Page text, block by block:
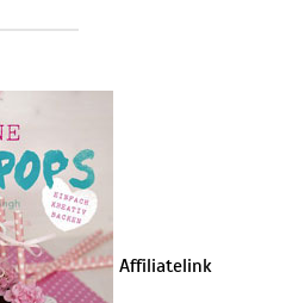
Affiliatelink